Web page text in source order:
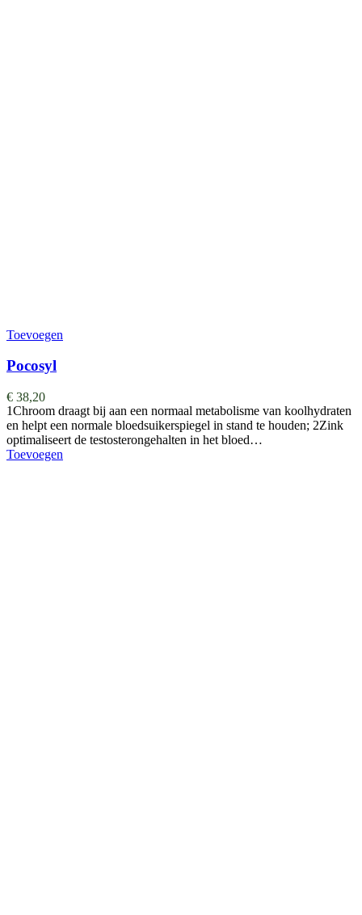
Toevoegen
Pocosyl
€ 38,20
1Chroom draagt bij aan een normaal metabolisme van koolhydraten
en helpt een normale bloedsuikerspiegel in stand te houden; 2Zink
optimaliseert de testosterongehalten in het bloed…
Toevoegen